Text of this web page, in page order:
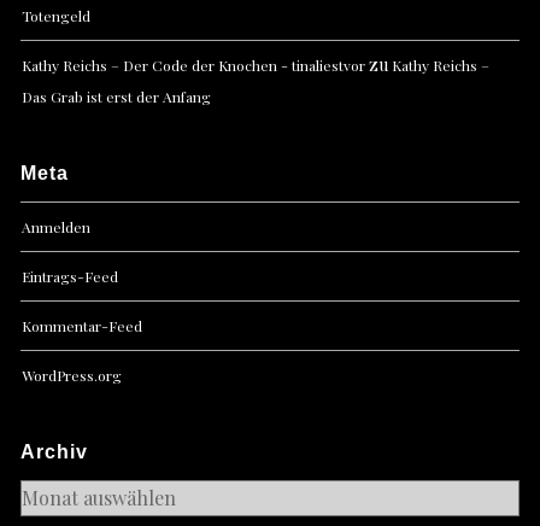
Totengeld
Kathy Reichs – Der Code der Knochen - tinaliestvorzu Kathy Reichs –
Das Grab ist erst der Anfang
Meta
Anmelden
Eintrags-Feed
Kommentar-Feed
WordPress.org
Archiv
Archiv